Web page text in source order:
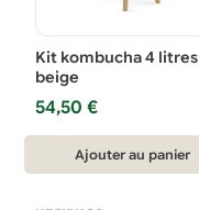
Kit kombucha 4 litres
beige
54,50€
Ajouter au panier